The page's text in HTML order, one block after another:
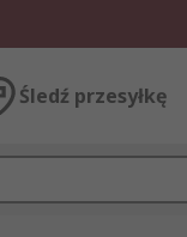
Śledź przesyłkę